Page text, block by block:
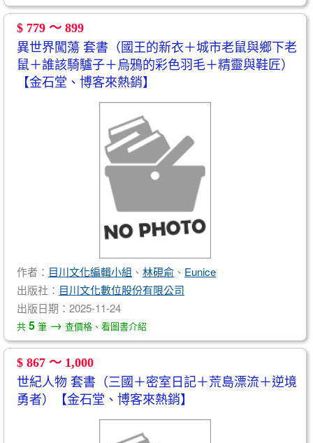
$ 779 ～ 899
異世界闖蕩 套書（國王的新衣＋城市老鼠與鄉下老
鼠＋誰該騎驢子＋烏鴉的彩色羽毛＋精靈與鞋匠）
【金石堂、博客來熱銷】
作者： 目川文化編輯小組 、 林硯俞 、 Eunice
出版社： 目川文化數位股份有限公司
出版日期：2025-11-24
共 5 筆 → 查價格、看圖書介紹
$ 867 ～ 1,000
世紀人物 套書（三國＋密室日記＋荒島漂流＋逆境
勇者）【金石堂、博客來熱銷】